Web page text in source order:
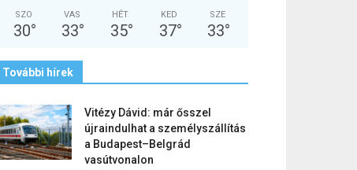
SZO
30°
VAS
33°
HÉT
35°
KED
37°
SZE
33°
További hírek
Vitézy Dávid: már ősszel
újraindulhat a személyszállítás
a Budapest–Belgrád
vasútvonalon